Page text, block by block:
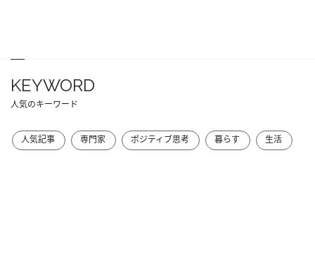
KEYWORD
人気のキーワード
人気記事 専門家 ポジティブ思考 暮らす 生活